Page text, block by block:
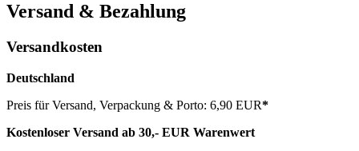
Versand & Bezahlung
Versandkosten
Deutschland
Preis für Versand, Verpackung & Porto: 6,90 EUR*
Kostenloser Versand ab 30,- EUR Warenwert